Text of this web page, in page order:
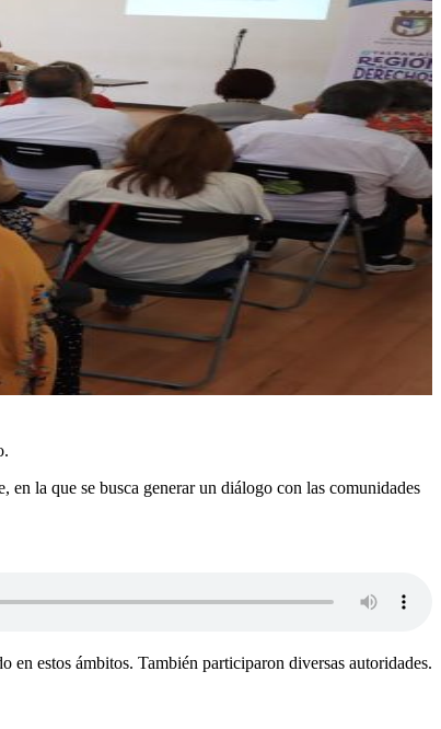
la que se busca generar un diálogo con las comunidades
estos ámbitos. También participaron diversas autoridades.